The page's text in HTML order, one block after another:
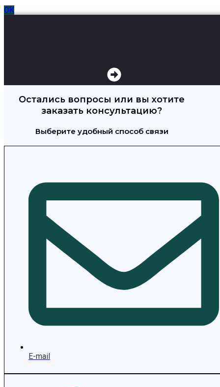
ОК
Остались вопросы или вы хотите
заказать консультацию?
Выберите удобный способ связи
E-mail